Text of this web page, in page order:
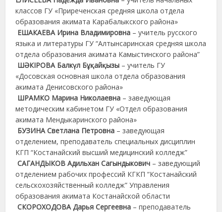
классов ГУ «Приреченская средняя школа отдела
образования акимата Карабалыкского района»
ЕШАКАЕВА Ирина Владимировна – учитель русского
языка и литературы ГУ “Алтынсаринская средняя школа
отдела образования акимата Камыстинского района”
ШӘКІРОВА Балкүл Бұқайқызы – учитель ГУ
«Досовская основная школа отдела образования
акимата Денисовского района»
ШРАМКО Марина Николаевна – заведующая
методическим кабинетом ГУ «Отдел образования
акимата Мендыкаринского района»
БУЗИНА Светлана Петровна – заведующая
отделением, преподаватель специальных дисциплин
КГП “Костанайский высший медицинский колледж”
САГАНДЫКОВ Адильхан Сагындыкович – заведующий
отделением рабочих профессий КГКП “Костанайский
сельскохозяйственный колледж” Управления
образования акимата Костанайской области
СКОРОХОДОВА Дарья Сергеевна – преподаватель